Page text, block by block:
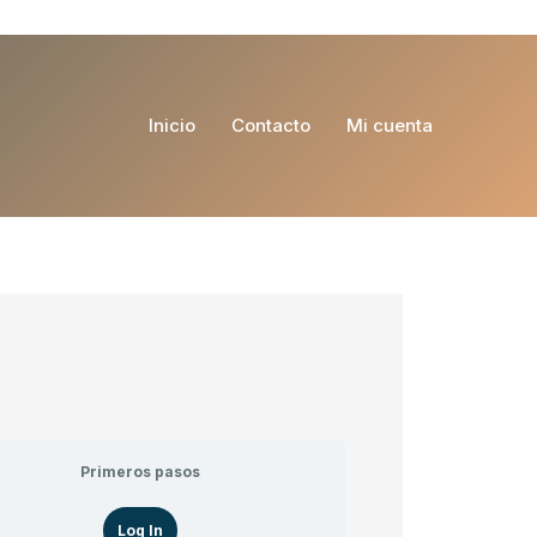
Inicio Contacto Mi cuenta
Primeros pasos
Log In